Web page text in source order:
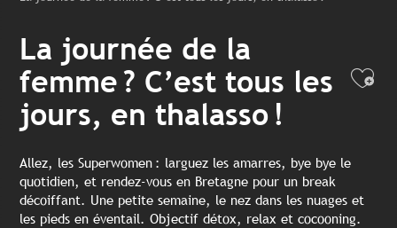
La journée de la
femme ? C’est tous les
jours, en thalasso !
Allez, les Superwomen : larguez les amarres, bye bye le
quotidien, et rendez-vous en Bretagne pour un break
décoiffant. Une petite semaine, le nez dans les nuages et
les pieds en éventail. Objectif détox, relax et cocooning.